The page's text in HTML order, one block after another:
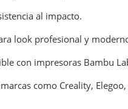
al impacto.
look profesional y
con impresoras Bambu
como Creality,